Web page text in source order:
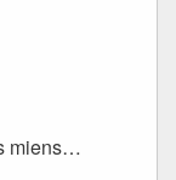
miens…